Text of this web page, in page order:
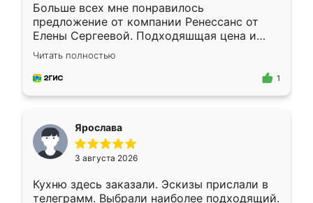
Больше всех мне понравилось
предложение от компании Ренессанс от
Елены Сергеевой. Подходяшщая цена и
короткие сроки изготовления. Приехавший
для замера сотрудник Владислав
предложил по моему эскизу самый
Читать полностью
1
Ярослава
3 августа 2026
Кухню здесь заказали. Эскизы прислали в
телеграмм. Выбрали наиболее подходящий.